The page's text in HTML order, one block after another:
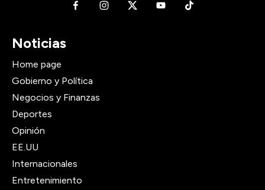
Noticias
Home page
Gobierno y Política
Negocios y Finanzas
Deportes
Opinión
EE.UU
Internacionales
Entretenimiento